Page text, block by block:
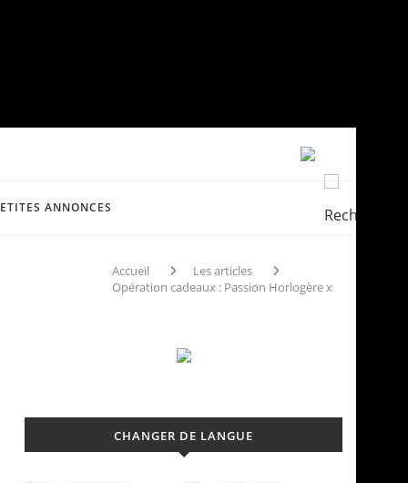
ANNONCES
Accueil
Les articles
Opération cadeaux : Passion Horlogère x
CHANGER DE LANGUE